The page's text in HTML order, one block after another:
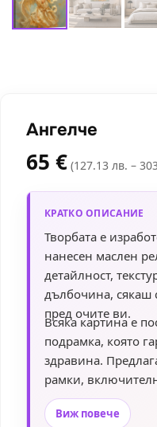
Ангелче
65 € (127.13 лв. –
КРАТКО ОПИСАНИЕ
Творбата е
нанесен маслен
детайлност,
дълбочина, сякаш
пред очите ви.
Всяка картина е
подрамка, която
здравина.
рамки,
дизайни, които
стила на
Виж повече